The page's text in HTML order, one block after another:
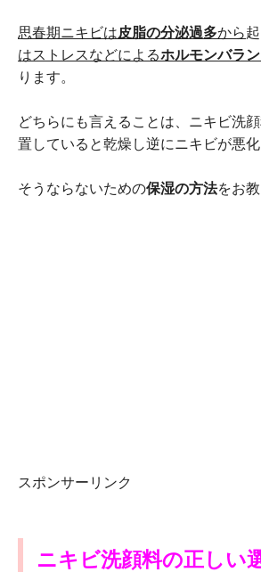
思春期ニキビは皮脂の分泌過多から
はストレスなどによるホルモンバラ
ります。
どちらにも言えることは、ニキビ洗
置していると乾燥し逆にニキビが悪化
そうならないための保湿の方法をお
スポンサーリンク
ニキビ洗顔料の正しい